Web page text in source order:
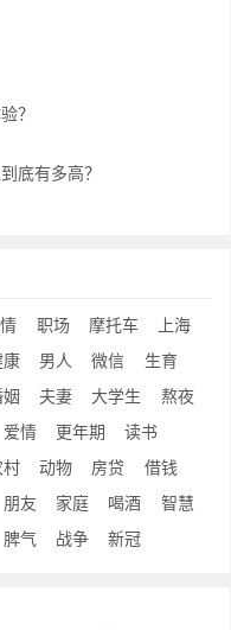
？
底有多高？
职场 摩托车
上海
男人 微信
生育
夫妻 大学生
熬夜
爱情 更年期
读书
动物 房贷
借钱
朋友 家庭 喝酒
智慧
脾气 战争 新冠